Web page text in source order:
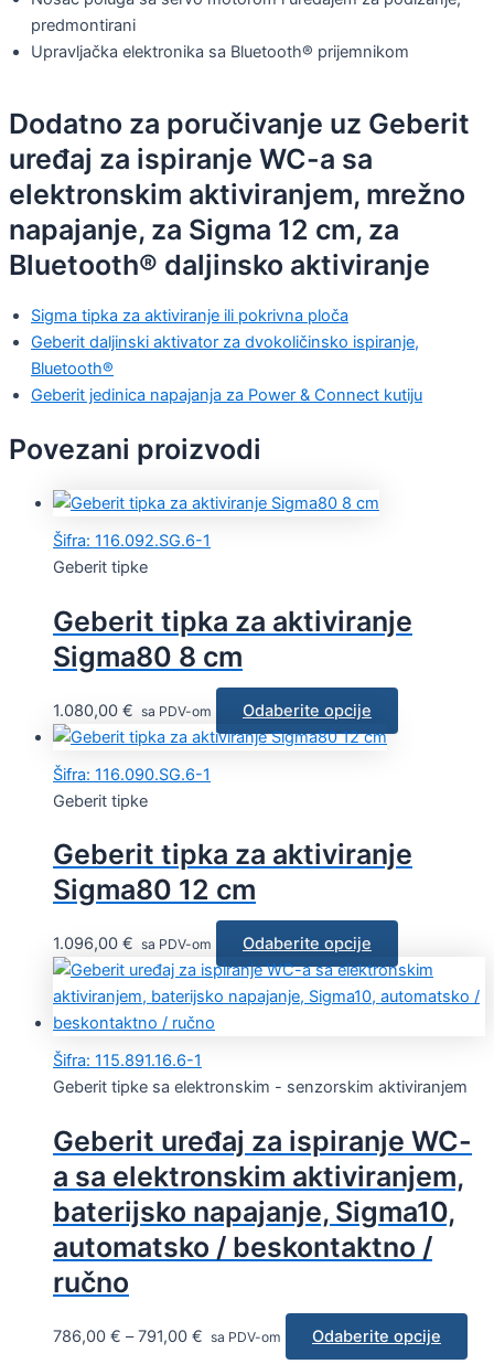
predmontirani
Upravljačka elektronika sa Bluetooth® prijemnikom
Dodatno za poručivanje uz Geberit
uređaj za ispiranje WC-a sa
elektronskim aktiviranjem, mrežno
napajanje, za Sigma 12 cm, za
Bluetooth® daljinsko aktiviranje
Sigma tipka za aktiviranje ili pokrivna ploča
Geberit daljinski aktivator za dvokoličinsko ispiranje,
Bluetooth®
Geberit jedinica napajanja za Power & Connect kutiju
Povezani proizvodi
Šifra: 116.092.SG.6-1
Geberit tipke
Geberit tipka za aktiviranje
Sigma80 8 cm
1.080,00 € sa PDV-om Odaberite opcije
Šifra: 116.090.SG.6-1
Geberit tipke
Geberit tipka za aktiviranje
Sigma80 12 cm
1.096,00 € sa PDV-om Odaberite opcije
Šifra: 115.891.16.6-1
Geberit tipke sa elektronskim - senzorskim aktiviranjem
Geberit uređaj za ispiranje WC-
a sa elektronskim aktiviranjem,
baterijsko napajanje, Sigma10,
automatsko / beskontaktno /
ručno
786,00 € –791,00 € sa PDV-om Odaberite opcije